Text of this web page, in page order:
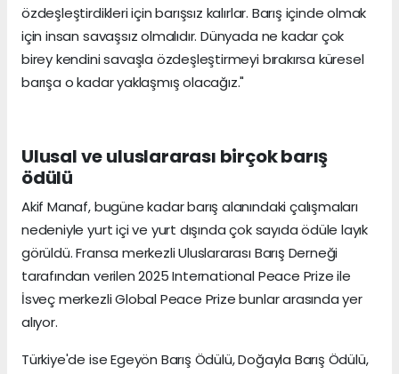
özdeşleştirdikleri için barışsız kalırlar. Barış içinde olmak
için insan savaşsız olmalıdır. Dünyada ne kadar çok
birey kendini savaşla özdeşleştirmeyi bırakırsa küresel
barışa o kadar yaklaşmış olacağız."
Ulusal ve uluslararası birçok barış
ödülü
Akif Manaf, bugüne kadar barış alanındaki çalışmaları
nedeniyle yurt içi ve yurt dışında çok sayıda ödüle layık
görüldü. Fransa merkezli Uluslararası Barış Derneği
tarafından verilen 2025 International Peace Prize ile
İsveç merkezli Global Peace Prize bunlar arasında yer
alıyor.
Türkiye'de ise Egeyön Barış Ödülü, Doğayla Barış Ödülü,